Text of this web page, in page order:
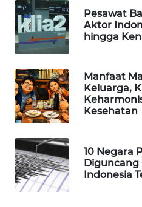
Pesawat
Aktor
hingga
Manfaat
Keluarga,
Kesehatan
10 Negara
Diguncang
Indonesia
LAPAK
WAHANA
Wahana
KONSUMEN
LISTRIK
MASYARAKAT
KELISTRIKAN
WALINKI
ID